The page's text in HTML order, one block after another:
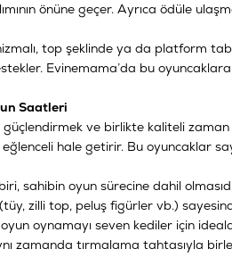
önüne geçer. Ayrıca ödüle
top şeklinde ya da platform
Evinemama’da bu
Saatleri
güçlendirmek ve birlikte kaliteli
hale getirir. Bu oyuncaklar
sahibin oyun sürecine dahil
zilli top, peluş figürler vb.)
oynamayı seven kediler için
zamanda tırmalama tahtasıyla